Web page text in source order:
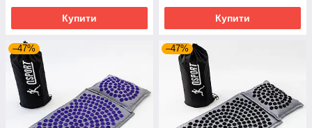
Купити Купити
–47% –47%